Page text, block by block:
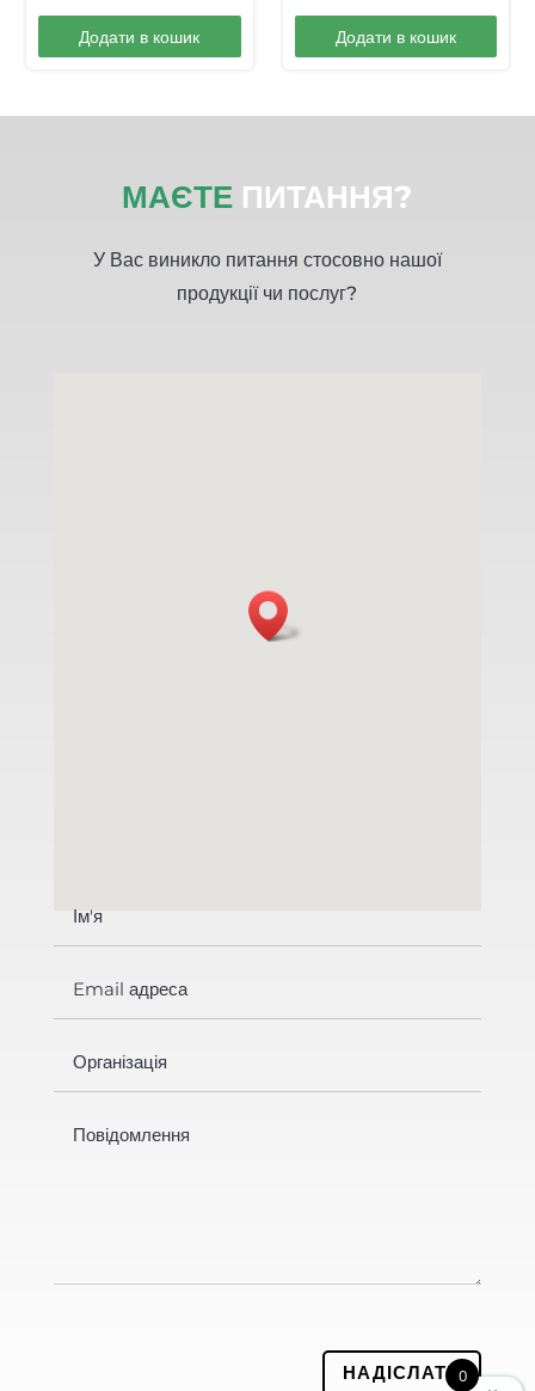
Додати в кошик Додати в кошик
МАЄТЕ ПИТАННЯ?
У Вас виникло питання стосовно нашої
продукції чи послуг?
НАДІСЛАТИ0